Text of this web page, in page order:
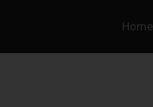
Home